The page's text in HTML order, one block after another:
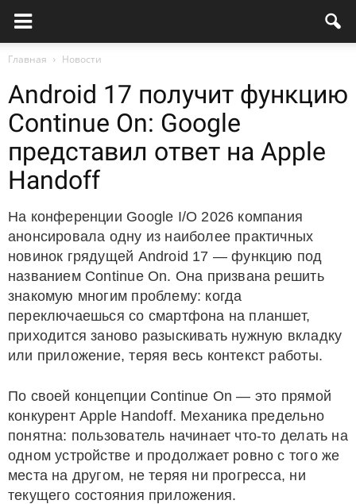
Главная Новости
Android 17 получит функцию
Continue On: Google
представил ответ на Apple
Handoff
На конференции Google I/O 2026 компания
анонсировала одну из наиболее практичных
новинок грядущей Android 17 — функцию под
названием Continue On. Она призвана решить
знакомую многим проблему: когда
переключаешься со смартфона на планшет,
приходится заново разыскивать нужную вкладку
или приложение, теряя весь контекст работы.
По своей концепции Continue On — это прямой
конкурент Apple Handoff. Механика предельно
понятна: пользователь начинает что-то делать на
одном устройстве и продолжает ровно с того же
места на другом, не теряя ни прогресса, ни
текущего состояния приложения.